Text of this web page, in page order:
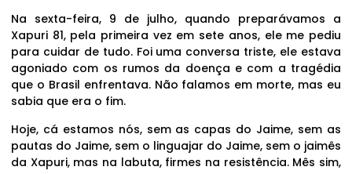
Na sexta-feira, 9 de julho, quando preparávamos a
Xapuri 81, pela primeira vez em sete anos, ele me pediu
para cuidar de tudo. Foi uma conversa triste, ele estava
agoniado com os rumos da doença e com a tragédia
que o Brasil enfrentava. Não falamos em morte, mas eu
sabia que era o fim.
Hoje, cá estamos nós, sem as capas do Jaime, sem as
pautas do Jaime, sem o linguajar do Jaime, sem o jaimês
da Xapuri, mas na labuta, firmes na resistência. Mês sim,